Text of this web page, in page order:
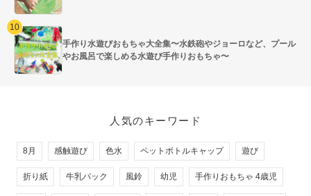
手作り水遊びおもちゃ大全集〜水鉄砲やジョーロなど、プール
やお風呂で楽しめる水遊び手作りおもちゃ〜
人気のキーワード
8月 感触遊び 色水 ペットボトルキャップ 遊び
折り紙 牛乳パック 風鈴 幼児 手作りおもちゃ 4歳児